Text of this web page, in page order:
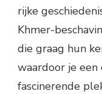
rijke
Khmer-
die graag hun
waardoor je
fascinerende